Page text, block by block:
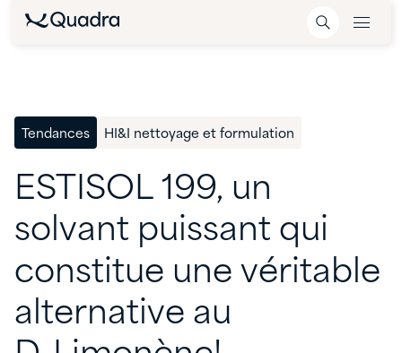
Tendances HI&I nettoyage et formulation
ESTISOL 199, un
solvant puissant qui
constitue une véritable
alternative au